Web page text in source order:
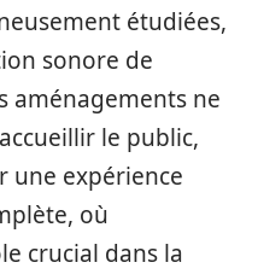
étudiées,
sonore de
aménagements ne
le public,
une expérience
où
crucial dans la